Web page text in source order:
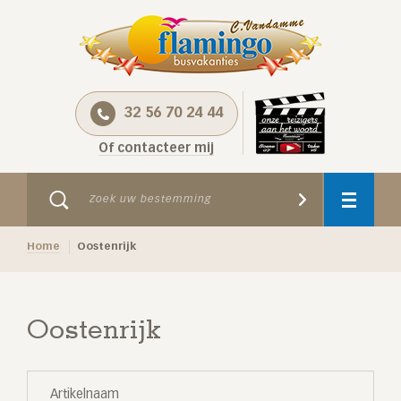
32 56 70 24 44
Of contacteer mij
Home Oostenrijk
Oostenrijk
Artikelnaam